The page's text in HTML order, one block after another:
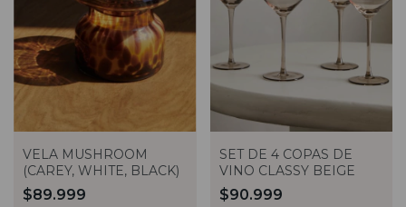
VELA MUSHROOM
(CAREY, WHITE, BLACK)
$89.999
SET DE 4 COPAS DE
VINO CLASSY BEIGE
$90.999